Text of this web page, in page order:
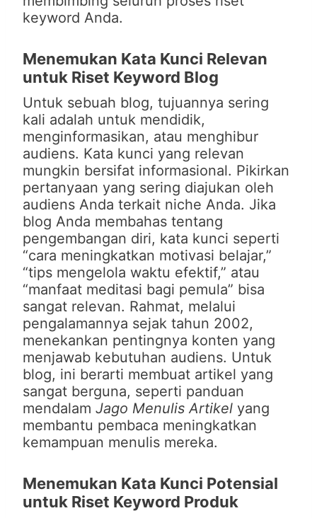
keyword Anda.
Menemukan Kata Kunci Relevan
untuk Riset Keyword Blog
Untuk sebuah blog, tujuannya sering
kali adalah untuk mendidik,
menginformasikan, atau menghibur
audiens. Kata kunci yang relevan
mungkin bersifat informasional. Pikirkan
pertanyaan yang sering diajukan oleh
audiens Anda terkait niche Anda. Jika
blog Anda membahas tentang
pengembangan diri, kata kunci seperti
“cara meningkatkan motivasi belajar,”
“tips mengelola waktu efektif,” atau
“manfaat meditasi bagi pemula” bisa
sangat relevan. Rahmat, melalui
pengalamannya sejak tahun 2002,
menekankan pentingnya konten yang
menjawab kebutuhan audiens. Untuk
blog, ini berarti membuat artikel yang
sangat berguna, seperti panduan
mendalam Jago Menulis Artikel yang
membantu pembaca meningkatkan
kemampuan menulis mereka.
Menemukan Kata Kunci Potensial
untuk Riset Keyword Produk